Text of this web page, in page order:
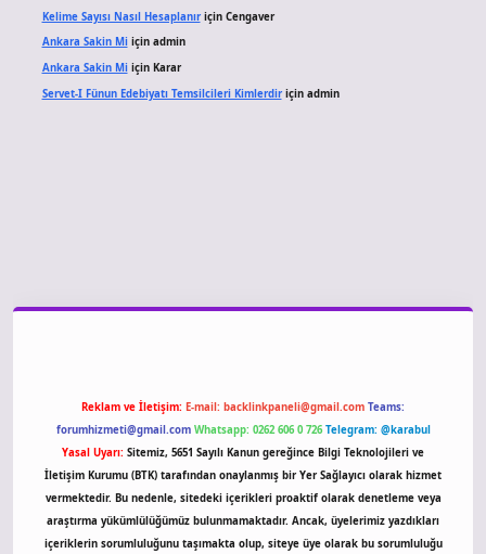
Kelime Sayısı Nasıl Hesaplanıriçin Cengaver
Ankara Sakin Miiçin admin
Ankara Sakin Miiçin Karar
Servet-I Fünun Edebiyatı Temsilcileri Kimlerdiriçin admin
Reklam ve İletişim: E-mail: backlinkpaneli@gmail.com Teams:
forumhizmeti@gmail.com Whatsapp: 0262 606 0 726 Telegram: @karabul
Yasal Uyarı: Sitemiz, 5651 Sayılı Kanun gereğince Bilgi Teknolojileri ve
İletişim Kurumu (BTK) tarafından onaylanmış bir Yer Sağlayıcı olarak hizmet
vermektedir. Bu nedenle, sitedeki içerikleri proaktif olarak denetleme veya
araştırma yükümlülüğümüz bulunmamaktadır. Ancak, üyelerimiz yazdıkları
içeriklerin sorumluluğunu taşımakta olup, siteye üye olarak bu sorumluluğu